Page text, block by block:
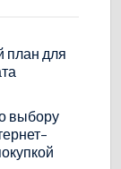
план для
выбору